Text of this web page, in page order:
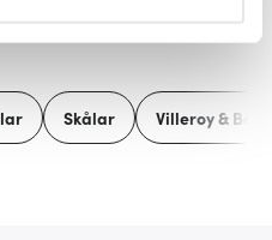
och annonserna
tror att du tycker om. Det
vår trafik och göra
Skålar Villeroy & Boch